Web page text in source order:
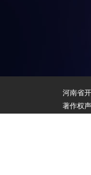
河南省
著作权